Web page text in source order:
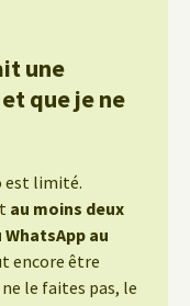
une
que je ne
est limité.
au moins deux
WhatsApp au
encore être
ne le faites pas, le